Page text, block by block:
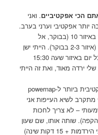
הכי אפקטיביים. ואני
יותר אפקטיבי וערני בערב.
לכן הייתי ישן בבוקר ומתחיל ללמוד באיזור 10 (בבוקר, אל
תגזימו), ומסיים ללמוד לפנות בוקר (איזור 2-3 בבוקר). הייתי ישן
באיזור 7:30 – 8:30 שעות בלילה. כל יום באיזור שעה 15:30
ירדה מאוד, ואת זה הייתי
– מצאתי שהדרך האפקטיבית ביותר ל-powernap
לשיא העייפות אני
– לא צריך לחכות
שותה אותו, שם שעון
מעורר לעוד 20 דקות (5 דקות שלבי הירדמות + 15 דקות שינה)